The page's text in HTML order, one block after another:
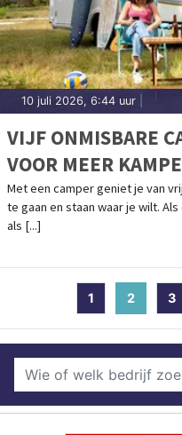
10 juli 2026, 6:44 uur
VIJF ONMISBARE
VOOR MEER
Met een camper geniet je van
te gaan en staan waar je wilt.
als [...]
1 2 3